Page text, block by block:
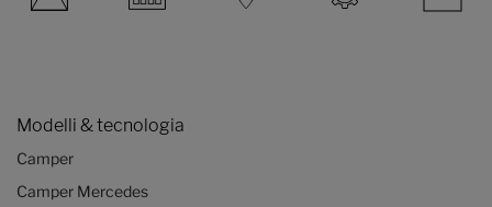
Modelli & tecnologia
Camper
Camper Mercedes